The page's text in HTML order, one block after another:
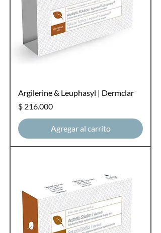
Argilerine & Leuphasyl | Dermclar
Precio
$ 216.000
Agregar al carrito